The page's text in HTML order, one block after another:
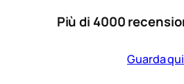
Più di 4000
Guarda qui